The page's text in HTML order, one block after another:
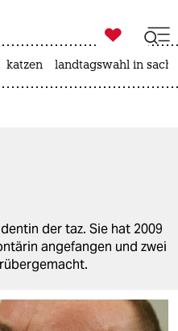

taz zahl ich
katzen landtagswahl in
der taz. Sie hat 2009
angefangen und zwei